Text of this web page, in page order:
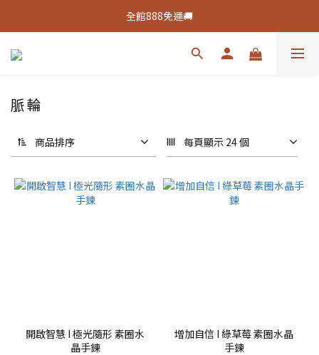
新客活動🔥註冊綁定👉送100元購物金
全館888免運🚚
新客活動🔥註冊綁定👉送100元購物金
脈輪
商品排序 每頁顯示 24 個
開啟智慧 I 極光隨形 素圈水
晶手鍊
增加自信 I 綠草莓 素圈水晶
手鍊